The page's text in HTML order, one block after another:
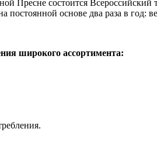
Пресне состоится
постоянной основе два раза в год:
широкого ассортимента: